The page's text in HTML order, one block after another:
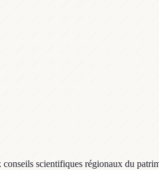
scientifiques régionaux du